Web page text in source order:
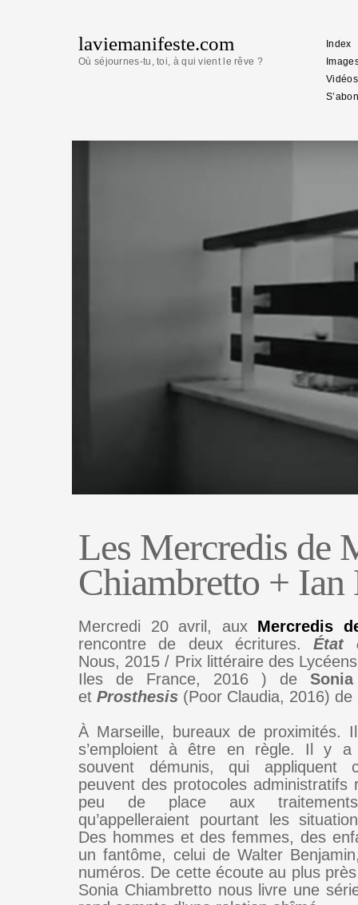
laviemanifeste.com
Où séjournes-tu, toi, à qui vient le rêve ?
Index
Vidéos
Les Mercredis de
Chiambretto + Ian
Mercredi 20 avril, aux Mercredis
rencontre de deux écritures.État
Nous, 2015 / Prix littéraire des
Iles de France, 2016 ) de
et Prosthesis (Poor Claudia, 2016) de
À Marseille, bureaux de proximités.
s’emploient à être en règle. Il y a
souvent démunis, qui appliquent
peuvent des protocoles administratifs
peu de place aux traitements
qu’appelleraient pourtant les
Des hommes et des femmes, des
un fantôme, celui de Walter
numéros. De cette écoute au plus
Sonia Chiambretto nous livre une